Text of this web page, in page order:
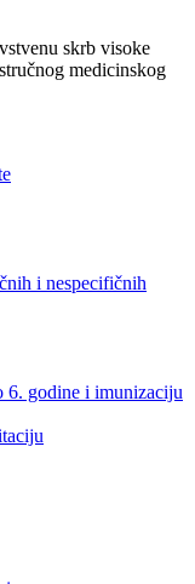
skrb visoke
medicinskog
i nespecifičnih
6. godine i imunizaciju